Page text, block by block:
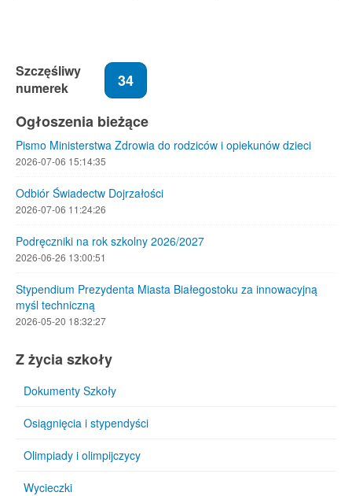
Szczęśliwy
numerek
34
Ogłoszenia bieżące
Pismo Ministerstwa Zdrowia do rodziców i opiekunów dzieci
2026-07-06 15:14:35
Odbiór Świadectw Dojrzałości
2026-07-06 11:24:26
Podręczniki na rok szkolny 2026/2027
2026-06-26 13:00:51
Stypendium Prezydenta Miasta Białegostoku za innowacyjną
myśl techniczną
2026-05-20 18:32:27
Z życia szkoły
Dokumenty Szkoły
Osiągnięcia i stypendyści
Olimpiady i olimpijczycy
Wycieczki